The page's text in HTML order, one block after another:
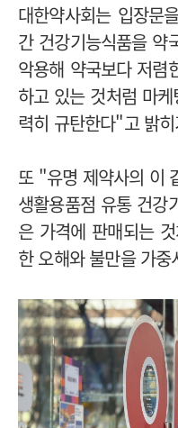
대한약사회는 입장문
간 건강기능식품을 약
악용해 약국보다 저렴
하고 있는 것처럼 마
력히 규탄한다"고 밝
또 "유명 제약사의 이
생활용품점 유통 건강
은 가격에 판매되는
한 오해와 불만을 가